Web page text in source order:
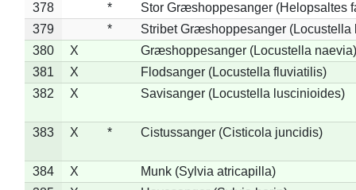
378
*
Stor Græshoppesanger (Helopsaltes
379
*
Stribet Græshoppesanger (Locustella
380
X
Græshoppesanger (Locustella naevia)
381
X
Flodsanger (Locustella fluviatilis)
382
X Savisanger (Locustella luscinioides)
383 X * Cistussanger (Cisticola juncidis)
384 X
Munk (Sylvia atricapilla)